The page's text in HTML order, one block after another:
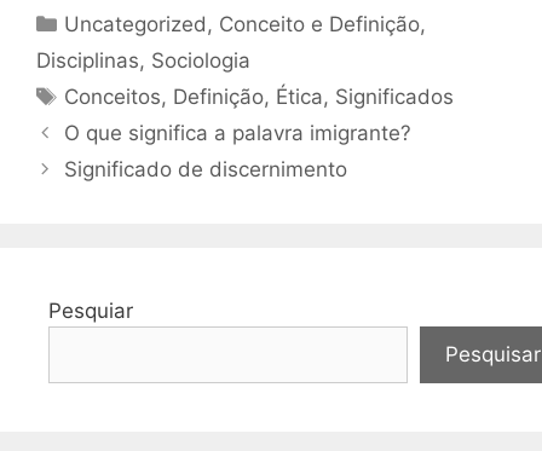
Categorias
Uncategorized, Conceito e Definição,
Disciplinas, Sociologia
Tags
Conceitos, Definição, Ética, Significados
O que significa a palavra imigrante?
Significado de discernimento
Pesquiar
Pesquisar